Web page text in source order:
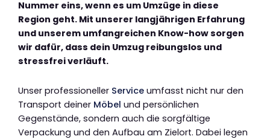
Nummer eins, wenn es um Umzüge in diese
Region geht. Mit unserer langjährigen Erfahrung
und unserem umfangreichen Know-how sorgen
wir dafür, dass dein Umzug reibungslos und
stressfrei verläuft.
Unser professioneller Service umfasst nicht nur den
Transport deiner Möbel und persönlichen
Gegenstände, sondern auch die sorgfältige
Verpackung und den Aufbau am Zielort. Dabei legen